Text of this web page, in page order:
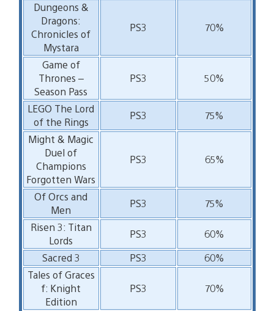
Dungeons &
Dragons:
Chronicles of
Mystara
PS3 70%
Game of
Thrones –
Season Pass
PS3 50%
LEGO The Lord
of the Rings
PS3
75%
Might & Magic
Duel of
Champions
Forgotten Wars
PS3 65%
Of Orcs and
Men
PS3
75%
Risen 3: Titan
Lords
PS3
60%
Sacred 3
PS3
60%
Tales of Graces
f: Knight
Edition
PS3 70%